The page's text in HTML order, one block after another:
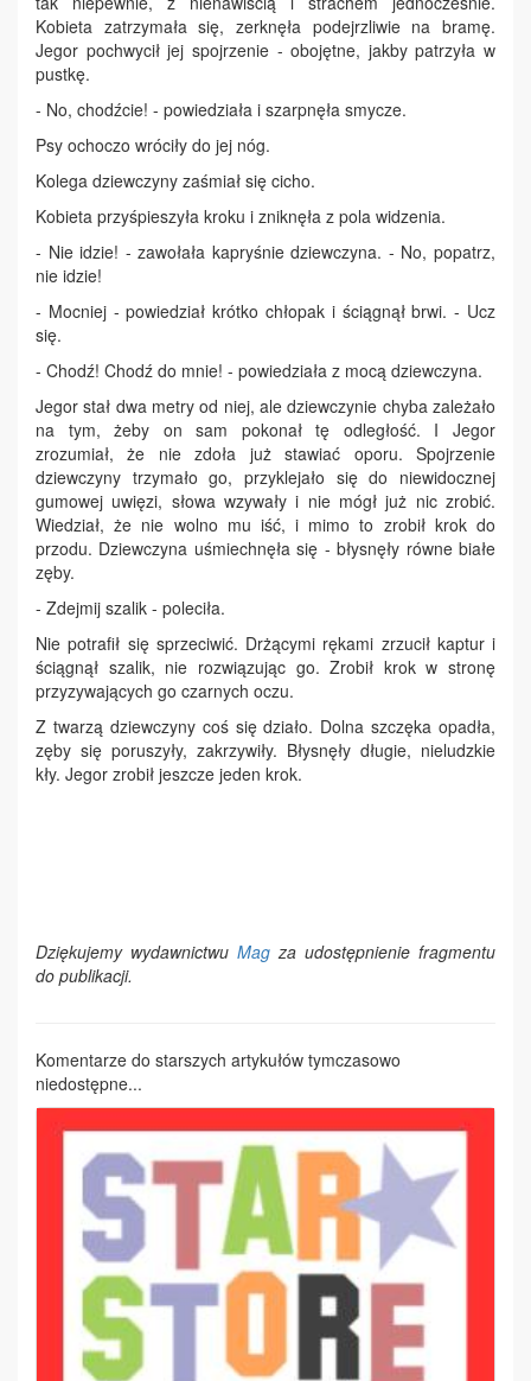
Kobieta zatrzymała się, zerknęła podejrzliwie na bramę.
Jegor pochwycił jej spojrzenie - obojętne, jakby patrzyła w
pustkę.
- No, chodźcie! - powiedziała i szarpnęła smycze.
Psy ochoczo wróciły do jej nóg.
Kolega dziewczyny zaśmiał się cicho.
Kobieta przyśpieszyła kroku i zniknęła z pola widzenia.
- Nie idzie! - zawołała kapryśnie dziewczyna. - No, popatrz,
nie idzie!
- Mocniej - powiedział krótko chłopak i ściągnął brwi. - Ucz
się.
- Chodź! Chodź do mnie! - powiedziała z mocą dziewczyna.
Jegor stał dwa metry od niej, ale dziewczynie chyba zależało
na tym, żeby on sam pokonał tę odległość. I Jegor
zrozumiał, że nie zdoła już stawiać oporu. Spojrzenie
dziewczyny trzymało go, przyklejało się do niewidocznej
gumowej uwięzi, słowa wzywały i nie mógł już nic zrobić.
Wiedział, że nie wolno mu iść, i mimo to zrobił krok do
przodu. Dziewczyna uśmiechnęła się - błysnęły równe białe
zęby.
- Zdejmij szalik - poleciła.
Nie potrafił się sprzeciwić. Drżącymi rękami zrzucił kaptur i
ściągnął szalik, nie rozwiązując go. Zrobił krok w stronę
przyzywających go czarnych oczu.
Z twarzą dziewczyny coś się działo. Dolna szczęka opadła,
zęby się poruszyły, zakrzywiły. Błysnęły długie, nieludzkie
kły. Jegor zrobił jeszcze jeden krok.
Dziękujemy wydawnictwu Mag za udostępnienie fragmentu
do publikacji.
Komentarze do starszych artykułów tymczasowo
niedostępne...